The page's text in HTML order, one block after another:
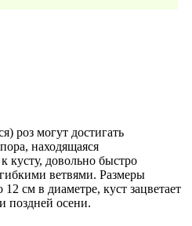
роз могут достигать
находящаяся
кусту, довольно быстро
ветвями. Размеры
см в диаметре, куст зацветает
поздней осени.